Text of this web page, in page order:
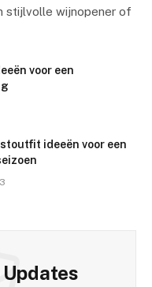
stijlvolle wijnopener of
voor een
ideeën voor een
Updates